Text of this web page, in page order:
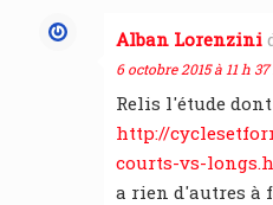
Alban Lorenzini
6 octobre 2015 à 11 h
Relis l'étude
http://
courts-vs-
a rien d'autres à